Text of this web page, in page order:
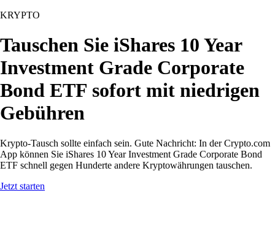
KRYPTO
Tauschen Sie iShares 10 Year
Investment Grade Corporate
Bond ETF sofort mit niedrigen
Gebühren
Krypto-Tausch sollte einfach sein. Gute Nachricht: In der Crypto.com
App können Sie iShares 10 Year Investment Grade Corporate Bond
ETF schnell gegen Hunderte andere Kryptowährungen tauschen.
Jetzt starten